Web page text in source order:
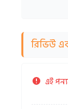
রিভিউ
এই